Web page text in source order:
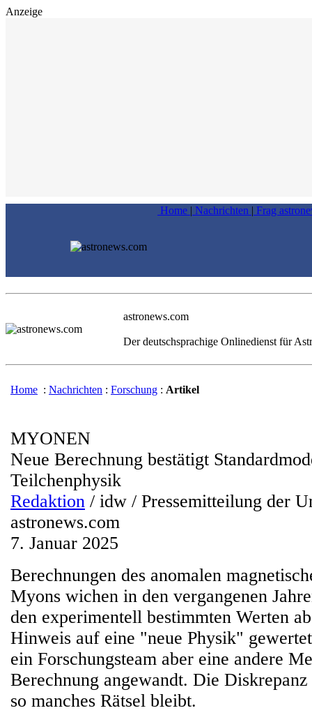
Anzeige
Home | Nachrichten | Frag
astronews.com
Der deutschsprachige Onlinedienst für
Home : Nachrichten : Forschung : Artikel
MYONEN
Neue Berechnung bestätigt
Teilchenphysik
Redaktion / idw / Pressemitteilung der
astronews.com
7. Januar 2025
Berechnungen des anomalen
Myons wichen in den vergangenen
den experimentell bestimmten Werten
Hinweis auf eine "neue Physik"
ein Forschungsteam aber eine andere
Berechnung angewandt. Die
so manches Rätsel bleibt.